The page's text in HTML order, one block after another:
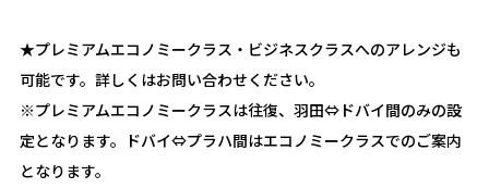
★プレミアムエコノミークラス・ビジネスクラスへのアレンジも
可能です。詳しくはお問い合わせください。
※プレミアムエコノミークラスは往復、羽田⇔ドバイ間のみの設
定となります。ドバイ⇔プラハ間はエコノミークラスでのご案内
となります。